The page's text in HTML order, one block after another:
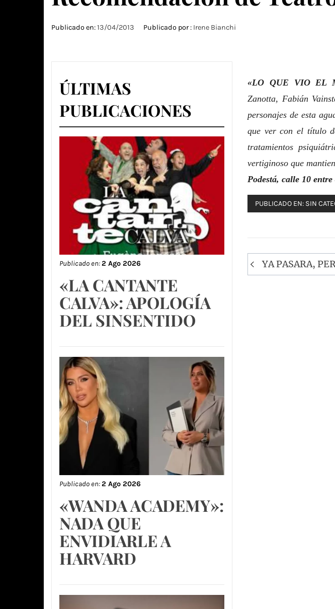
Publicado en:13/04/2013 Publicado por : Irene Bianchi
«LO QUE VIO EL
Zanotta, Fabián
personajes de esta
que ver con el título
tratamientos
vertiginoso que
Podestá, calle 10 entre
PUBLICADO EN: SIN
Navegación
de
YA PASARA,
ÚLTIMAS
PUBLICACIONES
Publicado en:2 Ago 2026
«LA CANTANTE
CALVA»: APOLOGÍA
DEL SINSENTIDO
Publicado en:2 Ago 2026
«WANDA ACADEMY»:
NADA QUE
ENVIDIARLE A
HARVARD